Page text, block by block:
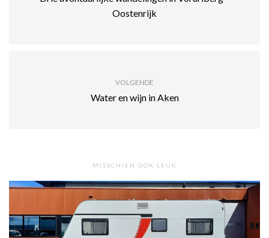
Oostenrijk
VOLGENDE
Water en wijn in Aken
MISSCHIEN OOK LEUK